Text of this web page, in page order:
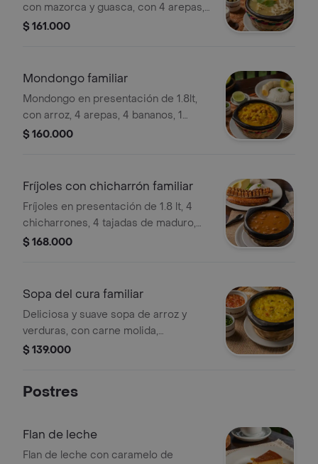
con mazorca y guasca, con 4 arepas,
arroz, 1 aguacate entero, crema de
para 4 personas.
$ 161.000
Mondongo familiar
Mondongo en presentación de 1.8lt,
con arroz, 4 arepas, 4 bananos, 1
aguacate, cilantro, ají y 1 limón. la
$ 160.000
Fríjoles con chicharrón familiar
Fríjoles en presentación de 1.8 lt, 4
chicharrones, 4 tajadas de maduro,
arroz, 4 arepas y 1 aguacate. la
$ 168.000
Sopa del cura familiar
Deliciosa y suave sopa de arroz y
verduras, con carne molida,
maduritos, aguacate, arepa y viruta de
individual, y el familiar es para 4
$ 139.000
Postres
Flan de leche
Flan de leche con caramelo de